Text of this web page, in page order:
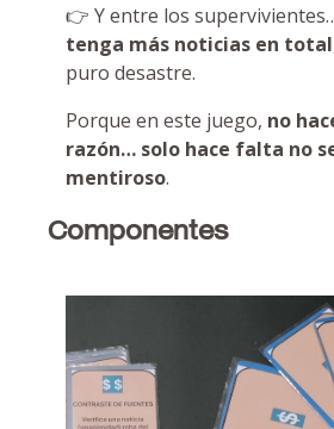
👉 Y entre los
tenga más noticias en total
puro desastre.
Porque en este juego, no
razón… solo hace falta no
mentiroso.
Componentes